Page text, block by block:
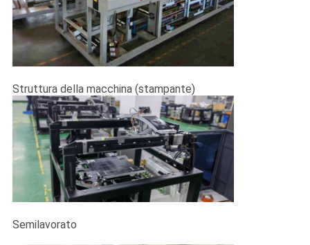
Struttura della macchina (stampante)
Semilavorato